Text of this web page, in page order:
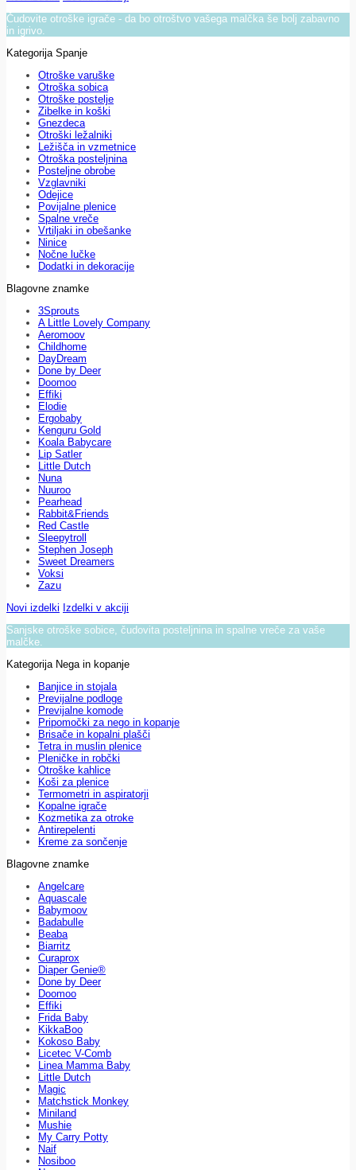
Čudovite otroške igrače - da bo otroštvo vašega malčka še bolj zabavno
in igrivo.
Kategorija Spanje
Otroške varuške
Otroška sobica
Otroške postelje
Zibelke in koški
Gnezdeca
Otroški ležalniki
Ležišča in vzmetnice
Otroška posteljnina
Posteljne obrobe
Vzglavniki
Odejice
Povijalne plenice
Spalne vreče
Vrtiljaki in obešanke
Ninice
Nočne lučke
Dodatki in dekoracije
Blagovne znamke
3Sprouts
A Little Lovely Company
Aeromoov
Childhome
DayDream
Done by Deer
Doomoo
Effiki
Elodie
Ergobaby
Kenguru Gold
Koala Babycare
Lip Satler
Little Dutch
Nuna
Nuuroo
Pearhead
Rabbit&Friends
Red Castle
Sleepytroll
Stephen Joseph
Sweet Dreamers
Voksi
Zazu
Novi izdelki Izdelki v akciji
Sanjske otroške sobice, čudovita posteljnina in spalne vreče za vaše
malčke.
Kategorija Nega in kopanje
Banjice in stojala
Previjalne podloge
Previjalne komode
Pripomočki za nego in kopanje
Brisače in kopalni plašči
Tetra in muslin plenice
Pleničke in robčki
Otroške kahlice
Koši za plenice
Termometri in aspiratorji
Kopalne igrače
Kozmetika za otroke
Antirepelenti
Kreme za sončenje
Blagovne znamke
Angelcare
Aquascale
Babymoov
Badabulle
Beaba
Biarritz
Curaprox
Diaper Genie®
Done by Deer
Doomoo
Effiki
Frida Baby
KikkaBoo
Kokoso Baby
Licetec V-Comb
Linea Mamma Baby
Little Dutch
Magic
Matchstick Monkey
Miniland
Mushie
My Carry Potty
Naif
Nosiboo